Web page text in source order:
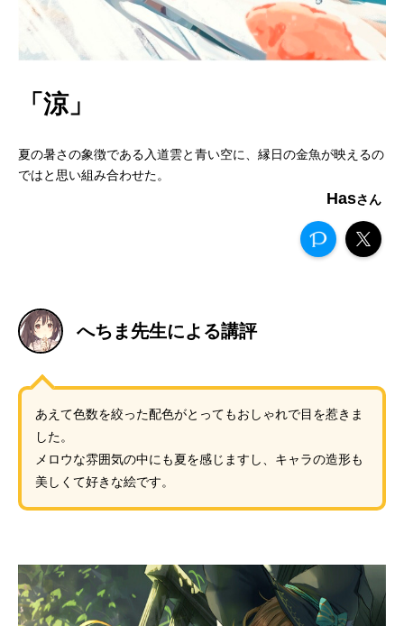
「涼」
夏の暑さの象徴である入道雲と青い空に、縁日の金魚が映えるの
ではと思い組み合わせた。
Has
へちま先生による講評
あえて色数を絞った配色がとってもおしゃれで目を惹きま
した。
メロウな雰囲気の中にも夏を感じますし、キャラの造形も
美しくて好きな絵です。